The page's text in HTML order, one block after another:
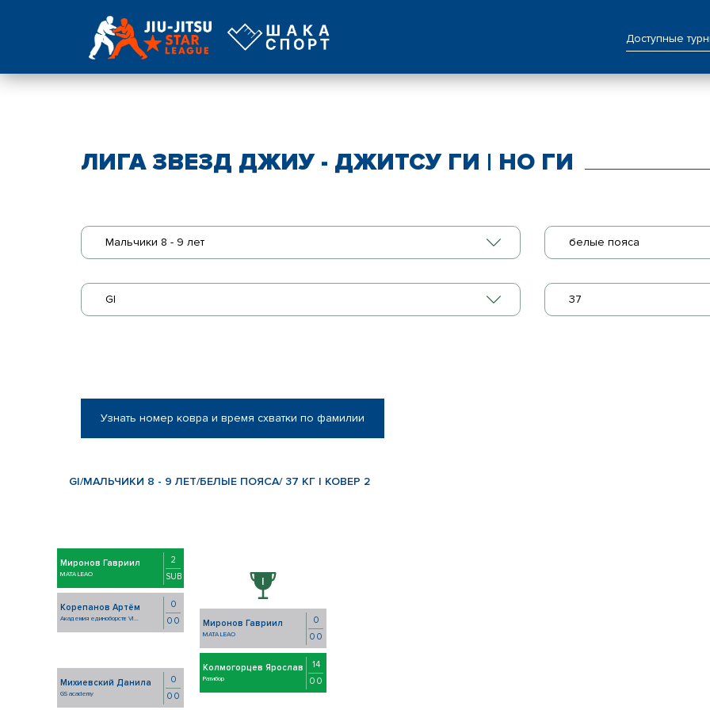
Доступные
ЛИГА ЗВЕЗД ДЖИУ - ДЖИТСУ ГИ | НО ГИ
Мальчики 8 - 9 лет белые пояса
GI 37
Узнать номер ковра и время схватки по фамилии
GI/МАЛЬЧИКИ 8 - 9 ЛЕТ/БЕЛЫЕ ПОЯСА/ 37 КГ | КОВЕР 2
Миронов Гавриил
MATA LEAO
2
SUB
Корепанов Артём
Академия единоборств VI...
0
0 0
Михиевский Данила
GS academy
0
0 0
Миронов Гавриил
MATA LEAO
0
0 0
Колмогорцев Ярослав
Ратибор
14
0 0